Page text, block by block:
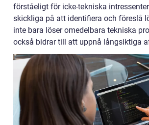
förståeligt för icke-tekniska
skickliga på att identifiera och föreslå
inte bara löser omedelbara tekniska
också bidrar till att uppnå långsiktiga